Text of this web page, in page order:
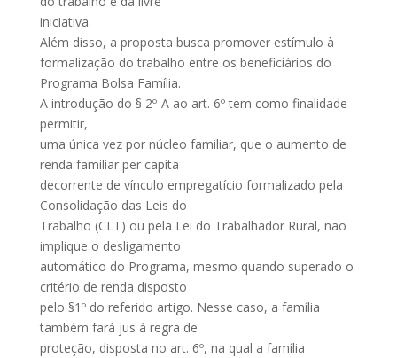
iniciativa.
Além disso, a proposta busca promover estímulo à
formalização do trabalho entre os beneficiários do
Programa Bolsa Família.
A introdução do § 2º-A ao art. 6º tem como finalidade
permitir,
uma única vez por núcleo familiar, que o aumento de
renda familiar per capita
decorrente de vínculo empregatício formalizado pela
Consolidação das Leis do
Trabalho (CLT) ou pela Lei do Trabalhador Rural, não
implique o desligamento
automático do Programa, mesmo quando superado o
critério de renda disposto
pelo §1º do referido artigo. Nesse caso, a família
também fará jus à regra de
proteção, disposta no art. 6º, na qual a família